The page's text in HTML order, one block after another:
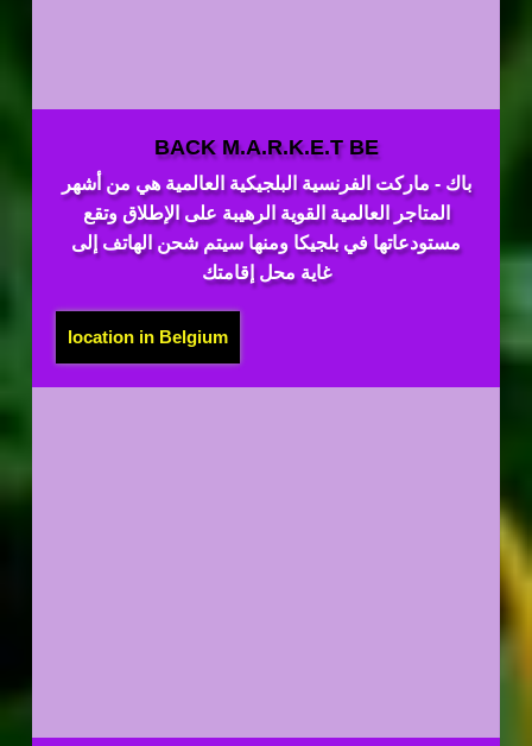
BACK M.A.R.K.E.T BE
باك - ماركت الفرنسية البلجيكية العالمية هي من أشهر
المتاجر العالمية القوية الرهيبة على الإطلاق وتقع
مستودعاتها في بلجيكا ومنها سيتم شحن الهاتف إلى
غاية محل إقامتك
location in Belgium